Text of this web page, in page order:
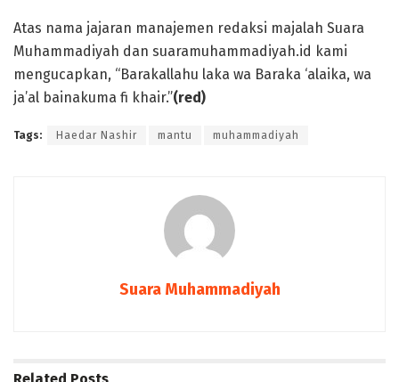
Atas nama jajaran manajemen redaksi majalah Suara
Muhammadiyah dan suaramuhammadiyah.id kami
mengucapkan, “Barakallahu laka wa Baraka ‘alaika, wa
ja’al bainakuma fi khair.”(red)
Tags: Haedar Nashir mantu muhammadiyah
Suara Muhammadiyah
Related Posts